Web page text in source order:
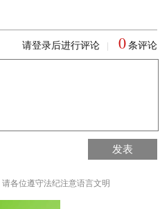
请登录后进行评论 0 条评论
发表
各位遵守法纪注意语言文明